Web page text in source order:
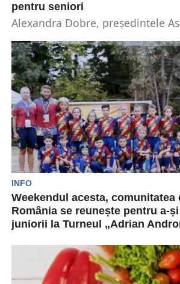
pentru seniori
Alexandra Dobre, președintele
organizat a doua ediție a
INFO
Weekendul acesta, comunitatea
România se reunește pentru a-
juniorii la Turneul „Adrian
desfășoară în acest weekend pe
Național de rugby...